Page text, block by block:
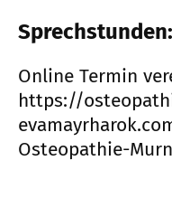
Sprechstunden:
Online Termin
https://
Osteopathie-